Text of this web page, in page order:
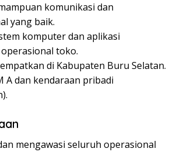
komunikasi dan
yang baik.
komputer dan aplikasi
toko.
di Kabupaten Buru Selatan.
A dan kendaraan pribadi
mengawasi seluruh operasional